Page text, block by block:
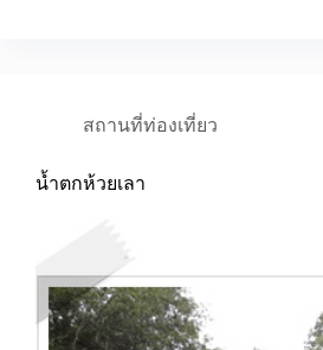
สถานที่ท่องเที่ยว
น้ำตกห้วยเลา